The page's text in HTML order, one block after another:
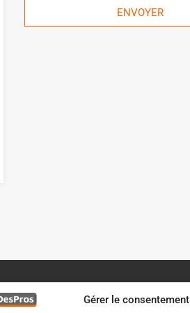
Gérer le consentement
ENVOYER